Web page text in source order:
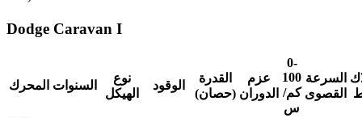
Dodge Caravan I
المحرك السنوات
نوع
الهيكل
الوقود
القدرة
(حصان)
عزم
الدوران
0-
100
كم/
س
السرعة
القصوى